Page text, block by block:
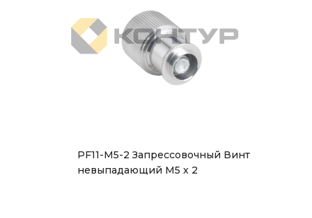
PF11-M5-2 Запрессовочный Винт
невыпадающий М5 х 2